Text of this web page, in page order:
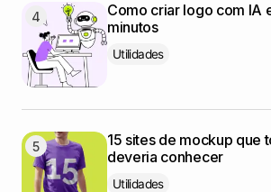
Como criar logo com IA
minutos
Utilidades
15 sites de mockup que
deveria conhecer
Utilidades